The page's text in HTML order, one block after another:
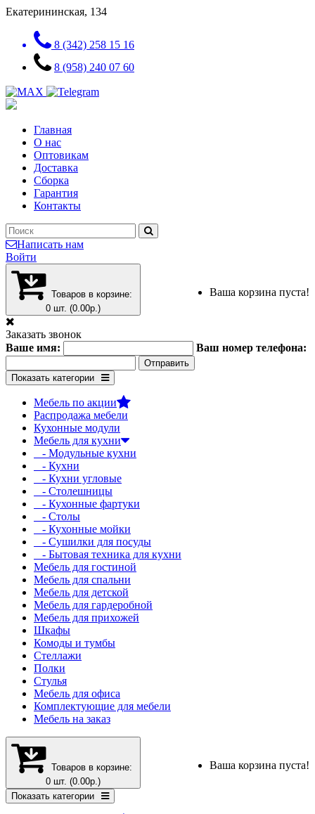
Екатерининская, 134
8 (342) 258 15 16
8 (958) 240 07 60
Главная
О нас
Оптовикам
Доставка
Сборка
Гарантия
Контакты
Написать нам
Войти
Товаров в корзине:
0 шт. (0.00р.)
Ваша корзина пуста!
Заказать звонок
Ваше имя:
Ваш номер телефона:
Показать категории
Мебель по акции
Распродажа мебели
Кухонные модули
Мебель для кухни
- Модульные кухни
- Кухни
- Кухни угловые
- Столешницы
- Кухонные фартуки
- Столы
- Кухонные мойки
- Сушилки для посуды
- Бытовая техника для кухни
Мебель для гостиной
Мебель для спальни
Мебель для детской
Мебель для гардеробной
Мебель для прихожей
Шкафы
Комоды и тумбы
Стеллажи
Полки
Стулья
Мебель для офиса
Комплектующие для мебели
Мебель на заказ
Товаров в корзине:
0 шт. (0.00р.)
Ваша корзина пуста!
Показать категории